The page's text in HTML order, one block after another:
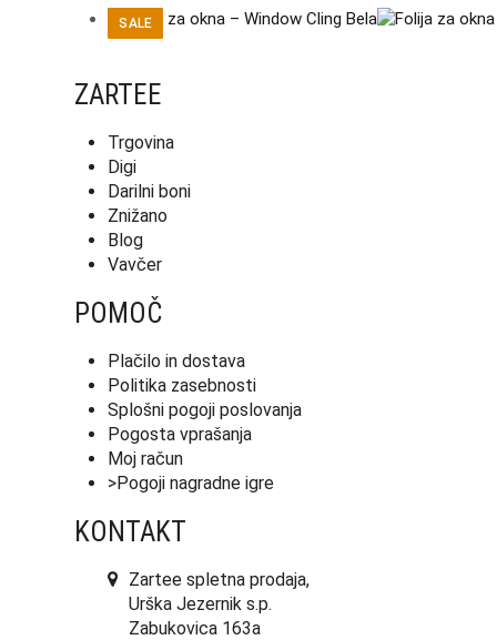
SALE
ZARTEE
Trgovina
Digi
Darilni boni
Znižano
Blog
Vavčer
POMOČ
Plačilo in dostava
Politika zasebnosti
Splošni pogoji poslovanja
Pogosta vprašanja
Moj račun
>Pogoji nagradne igre
KONTAKT
Zartee spletna prodaja,
Urška Jezernik s.p.
Zabukovica 163a